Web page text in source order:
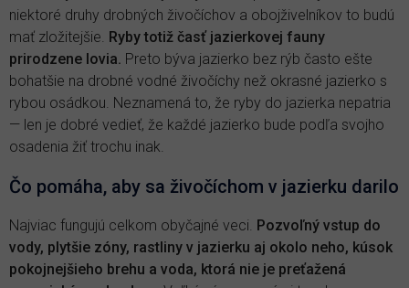
niektoré druhy drobných živočíchov a obojživelníkov to budú
mať zložitejšie. Ryby totiž časť jazierkovej fauny
prirodzene lovia. Preto býva jazierko bez rýb často ešte
bohatšie na drobné vodné živočíchy než okrasné jazierko s
rybou osádkou. Neznamená to, že ryby do jazierka nepatria
— len je dobré vedieť, že každé jazierko bude podľa svojho
osadenia žiť trochu inak.
Čo pomáha, aby sa živočíchom v jazierku darilo
Najviac fungujú celkom obyčajné veci. Pozvoľný vstup do
vody, plytšie zóny, rastliny v jazierku aj okolo neho, kúsok
pokojnejšieho brehu a voda, ktorá nie je preťažená